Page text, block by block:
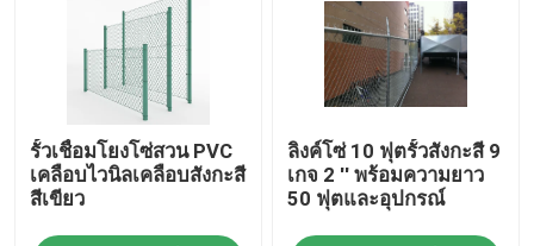
รั้วเชื่อมโยงโซ่สวน PVC
เคลือบไวนิลเคลือบสังกะสี
สีเขียว
ลิงค์โซ่ 10 ฟุตรั้วสังกะสี 9
เกจ 2 '' พร้อมความยาว
50 ฟุตและอุปกรณ์